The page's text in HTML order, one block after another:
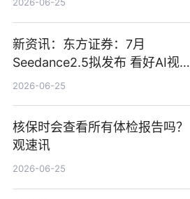
新资讯：东方证券：7月
Seedance2.5拟发布 看好AI视频
创作工作流进一步提效
2026-06-25
核保时会查看所有体检报告吗？
观速讯
2026-06-25